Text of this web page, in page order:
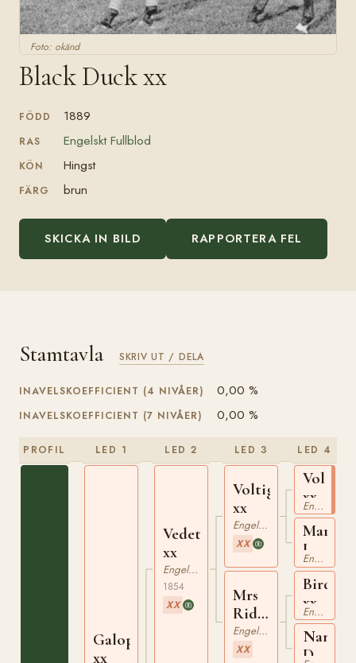
Foto: okänd
Black Duck xx
FÖDD 1889
RAS Engelskt Fullblod
KÖN Hingst
FÄRG brun
SKICKA IN BILD RAPPORTERA FEL
Stamtavla SKRIV UT / DELA
INAVELSKOEFFICIENT (4 NIVÅER) 0,00 %
INAVELSKOEFFICIENT (7 NIVÅER) 0,00 %
PROFIL LED 1
Galopin
xx
LED 2
Vedette
xx
Engelskt Fullblod
1854
XX
LED 3
Voltigeur
xx
Engelskt Fullblod
XX
Mrs
Ridgeway
xx
Engelskt Fullblod
XX
LED 4
Voltaire
xxEngelskt Fullblod
Martha
Lynn
xxEngelskt Fullblod
xxEngelskt Fullblod
Nan
Darrell